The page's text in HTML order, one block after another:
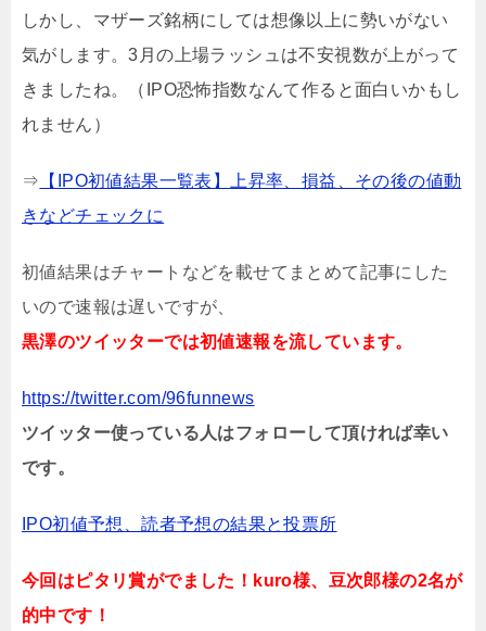
しかし、マザーズ銘柄にしては想像以上に勢いがない
気がします。3月の上場ラッシュは不安視数が上がって
きましたね。（IPO恐怖指数なんて作ると面白いかもし
れません）
⇒ 【IPO初値結果一覧表】上昇率、損益、その後の値動
きなどチェックに
初値結果はチャートなどを載せてまとめて記事にした
いので速報は遅いですが、
黒澤のツイッターでは初値速報を流しています。
https://twitter.com/96funnews
ツイッター使っている人はフォローして頂ければ幸い
です。
IPO初値予想、読者予想の結果と投票所
今回はピタリ賞がでました！kuro様、豆次郎様の2名が
的中です！